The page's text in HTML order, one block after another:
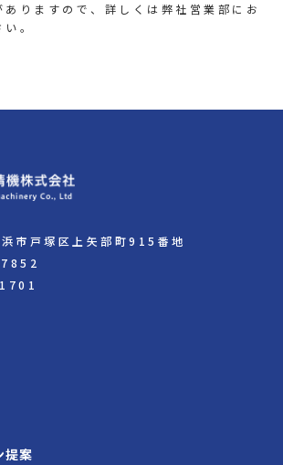
ありますので、詳しくは弊社営業部にお
。
市戸塚区上矢部町915番地
提案